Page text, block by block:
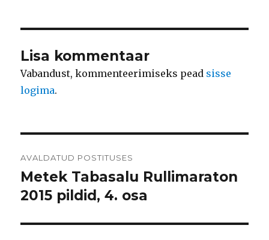
Lisa kommentaar
Vabandust, kommenteerimiseks pead sisse
logima.
AVALDATUD POSTITUSES
Metek Tabasalu Rullimaraton
2015 pildid, 4. osa